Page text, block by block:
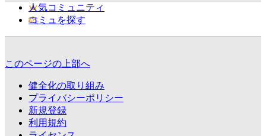
人気コミュニティ
コミュを探す
このページの上部へ
健全化の取り組み
プライバシーポリシー
新規登録
利用規約